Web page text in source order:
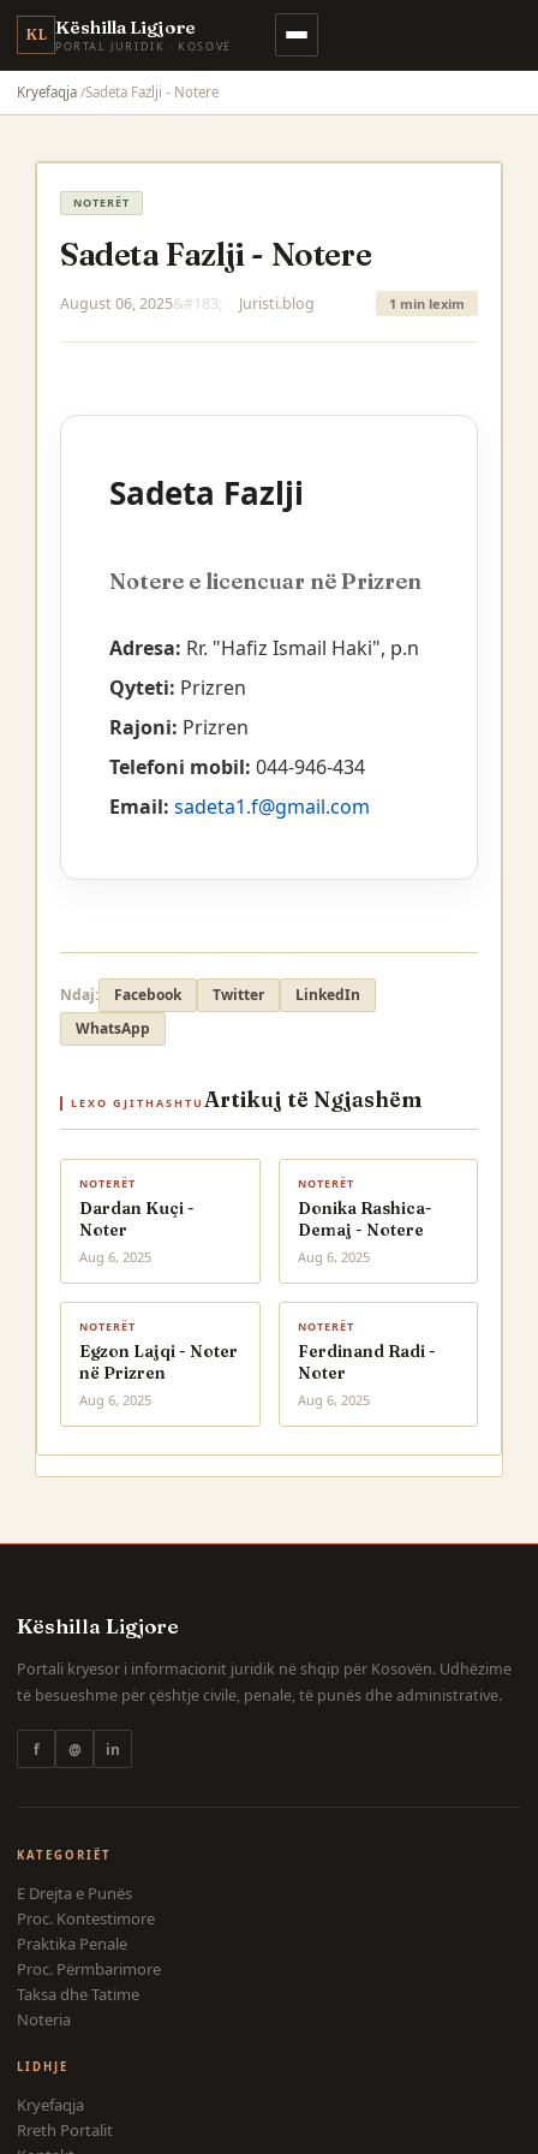
KL Këshilla Ligjore
PORTAL JURIDIK · KOSOVË
Kryefaqja Sadeta Fazlji - Notere
NOTERËT
Sadeta Fazlji - Notere
August 06, 2025 Juristi.blog 1 min lexim
Sadeta Fazlji
Notere e licencuar në Prizren
Adresa: Rr. "Hafiz Ismail Haki", p.n
Qyteti: Prizren
Rajoni: Prizren
Telefoni mobil: 044-946-434
Email: sadeta1.f@gmail.com
Ndaj: Facebook Twitter
LinkedIn
WhatsApp
LEXO GJITHASHTU Artikuj të Ngjashëm
NOTERËT
Dardan Kuçi -
Noter
Aug 6, 2025
NOTERËT
Donika Rashica-
Demaj - Notere
Aug 6, 2025
NOTERËT
Egzon Lajqi - Noter
në Prizren
Aug 6, 2025
NOTERËT
Ferdinand Radi -
Noter
Aug 6, 2025
Këshilla Ligjore
Portali kryesor i informacionit juridik në shqip për Kosovën. Udhëzime
të besueshme për çështje civile, penale, të punës dhe administrative.
f @ in
KATEGORIËT
E Drejta e Punës
Proc. Kontestimore
Praktika Penale
Proc. Përmbarimore
Taksa dhe Tatime
Noteria
LIDHJE
Kryefaqja
Rreth Portalit